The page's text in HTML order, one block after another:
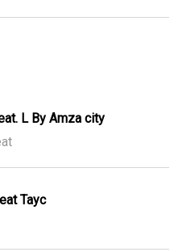
L By Amza city
Tayc